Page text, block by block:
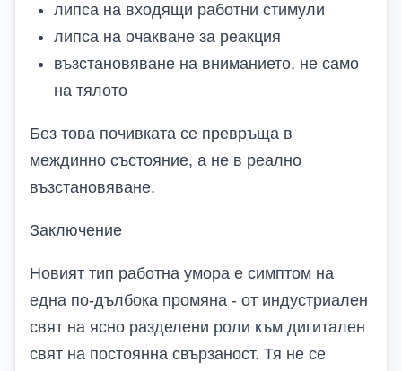
липса на входящи работни стимули
липса на очакване за реакция
възстановяване на вниманието, не само
на тялото
Без това почивката се превръща в
междинно състояние, а не в реално
възстановяване.
Заключение
Новият тип работна умора е симптом на
една по-дълбока промяна - от индустриален
свят на ясно разделени роли към дигитален
свят на постоянна свързаност. Тя не се